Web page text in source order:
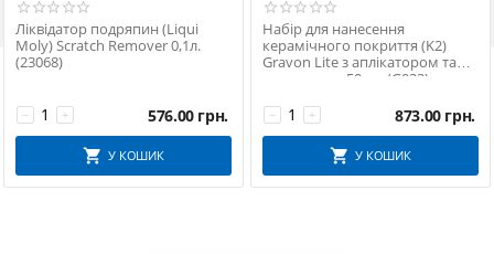
Ліквідатор подряпин (Liqui
Moly) Scratch Remover 0,1л.
(23068)
+
− 576.00 грн.
У КОШИК
Набір для нанесення
керамічного покриття (K2)
Gravon Lite з аплікатором та
серветками 50 мл (G033)
+
− 873.00 грн.
У КОШИК